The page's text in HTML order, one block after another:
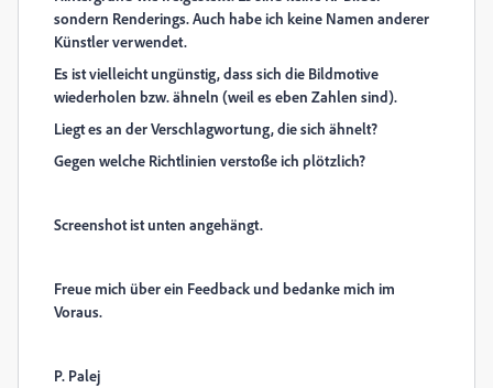
sondern Renderings. Auch habe ich keine Namen anderer
Künstler verwendet.
Es ist vielleicht ungünstig, dass sich die Bildmotive
wiederholen bzw. ähneln (weil es eben Zahlen sind).
Liegt es an der Verschlagwortung, die sich ähnelt?
Gegen welche Richtlinien verstoße ich plötzlich?
Screenshot ist unten angehängt.
Freue mich über ein Feedback und bedanke mich im
Voraus.
P. Palej